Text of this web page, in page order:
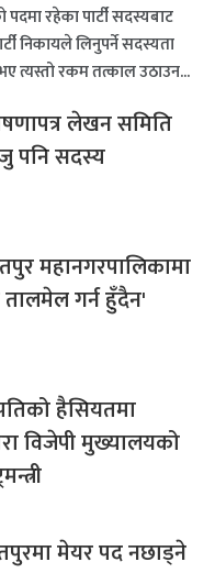
पदमा रहेका पार्टी सदस्यबाट
निकायले लिनुपर्ने सदस्यता
त्यस्तो रकम तत्काल उठाउन...
लेखन समिति
पनि सदस्य
महानगरपालिकामा
तालमेल गर्न हुँदैन'
हैसियतमा
विजेपी मुख्यालयको
मेयर पद नछाड्ने